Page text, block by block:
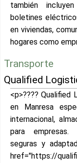
también
boletines
en viviendas,
hogares como
Transporte
Qualified
<p>????
en Manresa
internacional,
para empresas.
seguras y
href="https://